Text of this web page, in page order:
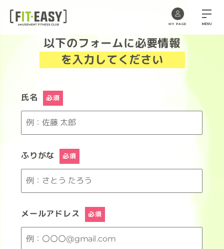
MY PAGE MENU
以下のフォームに必要情報
を入力してください
氏名 必須
ふりがな 必須
メールアドレス 必須